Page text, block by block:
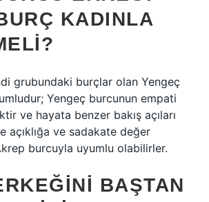
KADINLA
grubundaki burçlar olan Yengeç
Yengeç burcunun empati
ve hayata benzer bakış açıları
açıklığa ve sadakate değer
burcuyla uyumlu olabilirler.
BAŞTAN